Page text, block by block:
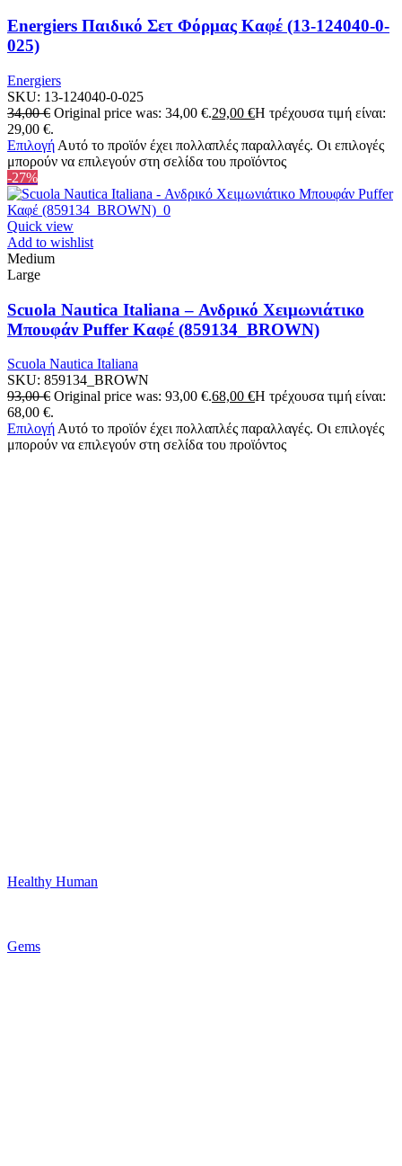
Energiers Παιδικό Σετ Φόρμας Καφέ (13-124040-0-
025)
Energiers
SKU: 13-124040-0-025
34,00€ Original price was: 34,00 €.29,00 €Η τρέχουσα τιμή είναι:
29,00 €.
Επιλογή Αυτό το προϊόν έχει πολλαπλές παραλλαγές. Οι επιλογές
μπορούν να επιλεγούν στη σελίδα του προϊόντος
-27%
Quick view
Add to wishlist
Medium
Large
Scuola Nautica Italiana – Ανδρικό Χειμωνιάτικο
Μπουφάν Puffer Καφέ (859134_BROWN)
Scuola Nautica Italiana
SKU: 859134_BROWN
93,00€ Original price was: 93,00 €.68,00 €Η τρέχουσα τιμή είναι:
68,00 €.
Επιλογή Αυτό το προϊόν έχει πολλαπλές παραλλαγές. Οι επιλογές
μπορούν να επιλεγούν στη σελίδα του προϊόντος
Healthy Human
Gems